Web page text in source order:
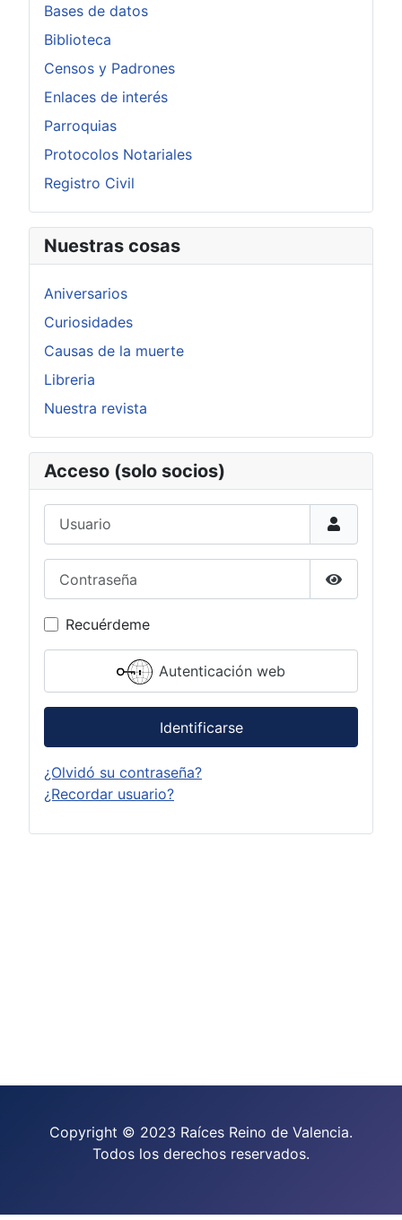
Bases de datos
Biblioteca
Censos y Padrones
Enlaces de interés
Parroquias
Protocolos Notariales
Registro Civil
Nuestras cosas
Aniversarios
Curiosidades
Causas de la muerte
Libreria
Nuestra revista
Acceso (solo socios)
Mostrar
Recuérdeme
Autenticación web
Identificarse
¿Olvidó su contraseña?
¿Recordar usuario?
Copyright © 2023 Raíces Reino de Valencia.
Todos los derechos reservados.